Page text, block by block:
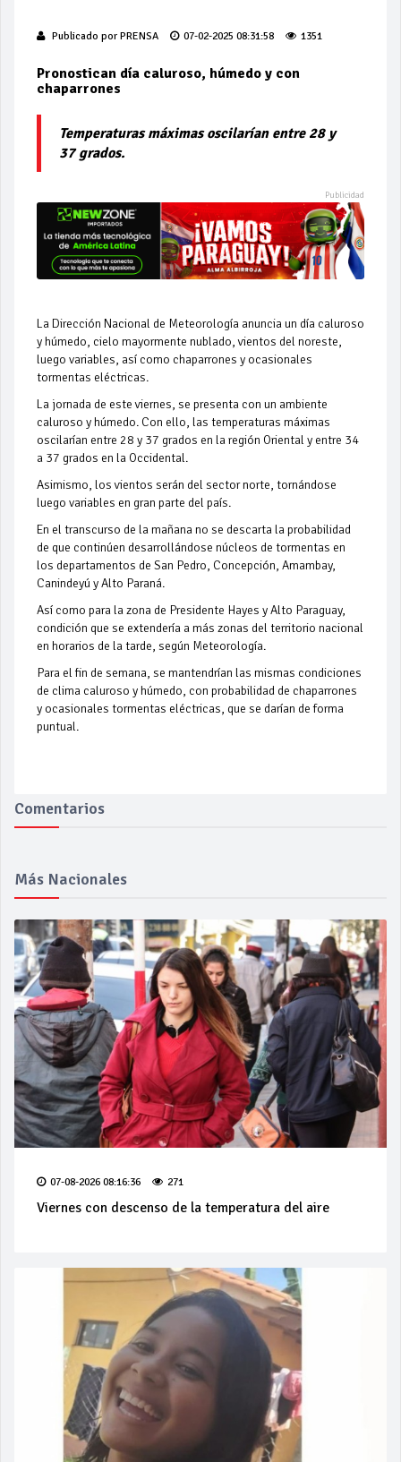
Publicado por PRENSA 07-02-2025 08:31:58 1351
Pronostican día caluroso, húmedo y con
chaparrones
Temperaturas máximas oscilarían entre 28 y
37 grados.
La Dirección Nacional de Meteorología anuncia un día caluroso
y húmedo, cielo mayormente nublado, vientos del noreste,
luego variables, así como chaparrones y ocasionales
tormentas eléctricas.
La jornada de este viernes, se presenta con un ambiente
caluroso y húmedo. Con ello, las temperaturas máximas
oscilarían entre 28 y 37 grados en la región Oriental y entre 34
a 37 grados en la Occidental.
Asimismo, los vientos serán del sector norte, tornándose
luego variables en gran parte del país.
En el transcurso de la mañana no se descarta la probabilidad
de que continúen desarrollándose núcleos de tormentas en
los departamentos de San Pedro, Concepción, Amambay,
Canindeyú y Alto Paraná.
Así como para la zona de Presidente Hayes y Alto Paraguay,
condición que se extendería a más zonas del territorio nacional
en horarios de la tarde, según Meteorología.
Para el fin de semana, se mantendrían las mismas condiciones
de clima caluroso y húmedo, con probabilidad de chaparrones
y ocasionales tormentas eléctricas, que se darían de forma
puntual.
Comentarios
Más Nacionales
07-08-2026 08:16:36 271
Viernes con descenso de la temperatura del aire